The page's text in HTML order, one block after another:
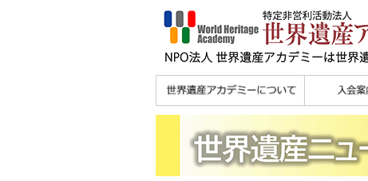
理念
メッセージ
主な活動内容
沿革
組織図・役員
研究員紹介 >>
宮澤 光 MIYAZAWA, Hikaru
研究員によるメディ
ア協力など
法人会員・協賛団体
／公認団体
メディア協力／プレ
スリリース
個人会員
法人会員
会報誌サン
会員限定ペ